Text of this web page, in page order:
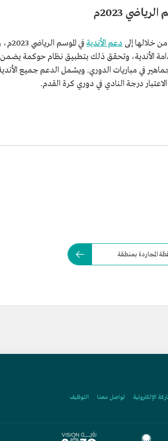
2023م
خلالها إلى دعم الأندية
في
الأندية، وتحقق ذلك بتطبيق نظام حوكمة يضمن
في مباريات الدوري. ويشمل الدعم جميع الأندية
1405هـ/1984م في محافظة المجاردة بمنطقة
الإلكترونية تواصل معنا التوظيف